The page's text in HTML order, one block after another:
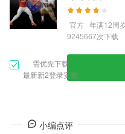
官方 年满12周
9245667次下载
需优先下载
最新新2登录安装
小编点评